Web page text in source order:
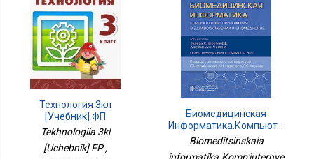
Технология 3кл
[Учебник] ФП
Tekhnologiia 3kl
[Uchebnik] FP ,
Биомедицинская
Информатика.Компьютерные
Приложения В
Biomeditsinskaia